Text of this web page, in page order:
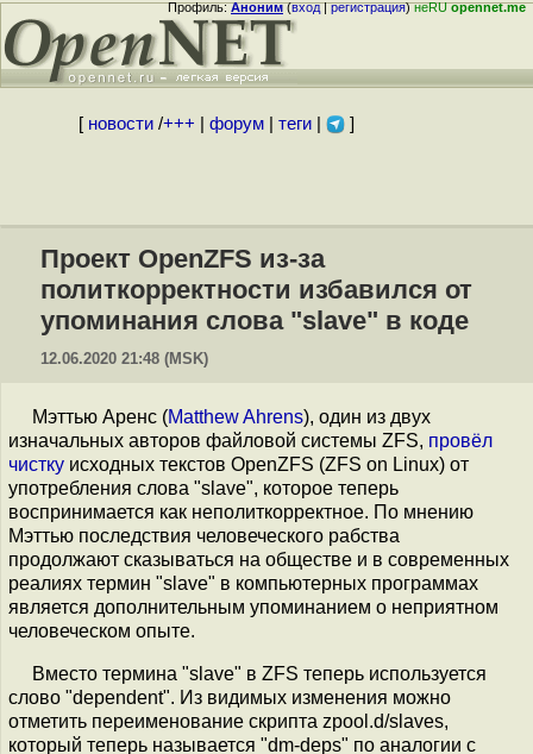
Профиль:Аноним(вход|регистрация)неRUopennet.me
[ новости/+++ форум| теги| ]
Проект OpenZFS из-за
политкорректности избавился от
упоминания слова "slave" в коде
12.06.2020 21:48 (MSK)
Мэттью Аренс (Matthew Ahrens), один из двух
изначальных авторов файловой системы ZFS, провёл
чистку исходных текстов OpenZFS (ZFS on Linux) от
употребления слова "slave", которое теперь
воспринимается как неполиткорректное. По мнению
Мэттью последствия человеческого рабства
продолжают сказываться на обществе и в современных
реалиях термин "slave" в компьютерных программах
является дополнительным упоминанием о неприятном
человеческом опыте.
Вместо термина "slave" в ZFS теперь используется
слово "dependent". Из видимых изменения можно
отметить переименование скрипта zpool.d/slaves,
который теперь называется "dm-deps" по аналогии с